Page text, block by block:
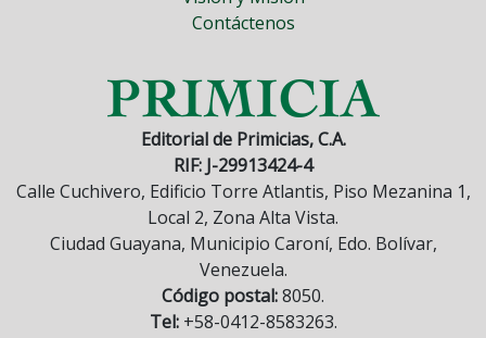
Contáctenos
Editorial de Primicias, C.A.
RIF: J-29913424-4
Calle Cuchivero, Edificio Torre Atlantis, Piso Mezanina 1,
Local 2, Zona Alta Vista.
Ciudad Guayana, Municipio Caroní, Edo. Bolívar,
Venezuela.
Código postal:8050.
Tel:+58-0412-8583263.